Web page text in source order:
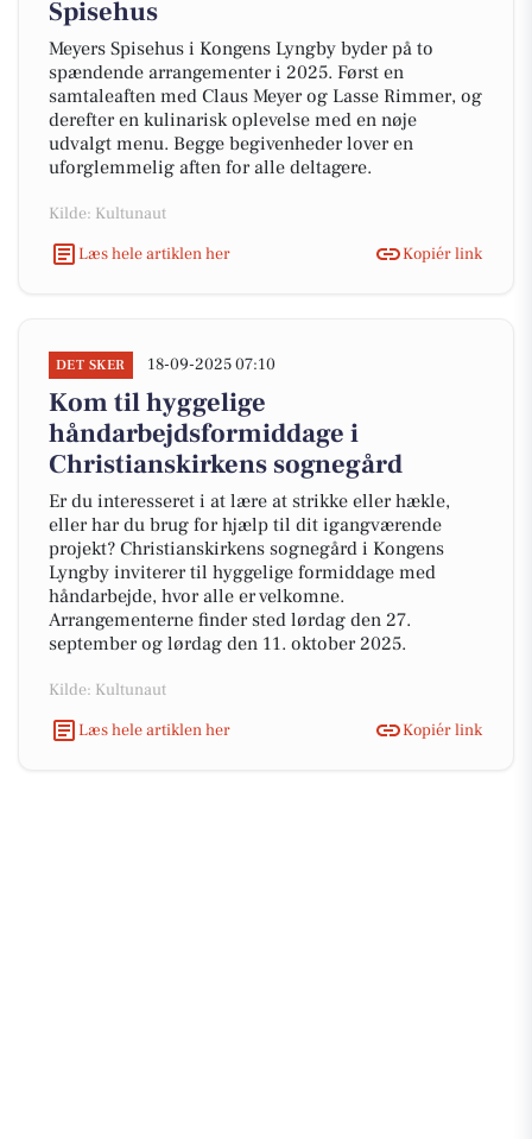
Spisehus
Meyers Spisehus i Kongens Lyngby byder på to
spændende arrangementer i 2025. Først en
samtaleaften med Claus Meyer og Lasse Rimmer, og
derefter en kulinarisk oplevelse med en nøje
udvalgt menu. Begge begivenheder lover en
uforglemmelig aften for alle deltagere.
Kilde: Kultunaut
Læs hele artiklen her
Kopiér link
DET SKER 18-09-2025 07:10
Kom til hyggelige
håndarbejdsformiddage i
Christianskirkens sognegård
Er du interesseret i at lære at strikke eller hækle,
eller har du brug for hjælp til dit igangværende
projekt? Christianskirkens sognegård i Kongens
Lyngby inviterer til hyggelige formiddage med
håndarbejde, hvor alle er velkomne.
Arrangementerne finder sted lørdag den 27.
september og lørdag den 11. oktober 2025.
Kilde: Kultunaut
Læs hele artiklen her
Kopiér link